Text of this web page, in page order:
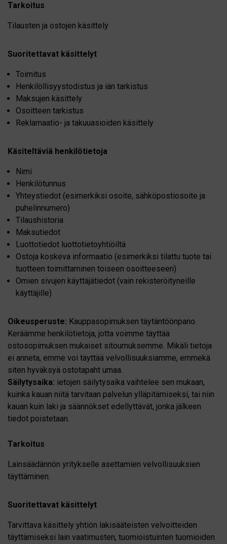
Tarkoitus
Tilausten ja ostojen käsittely
Suoritettavat käsittelyt
Toimitus
Henkilöllisyystodistus ja iän tarkistus
Maksujen käsittely
Osoitteen tarkistus
Reklamaatio- ja takuuasioiden käsittely
Käsiteltäviä henkilötietoja
Nimi
Henkilötunnus
Yhteystiedot (esimerkiksi osoite, sähköpostiosoite ja
puhelinnumero)
Tilaushistoria
Maksutiedot
Luottotiedot luottotietoyhtiöiltä
Ostoja koskeva informaatio (esimerkiksi tilattu tuote tai
tuotteen toimittaminen toiseen osoitteeseen)
Omien sivujen käyttäjätiedot (vain rekisteröityneille
käyttäjille)
Oikeusperuste: Kauppasopimuksen täytäntöönpano.
Keräämme henkilötietoja, jotta voimme täyttää
ostosopimuksen mukaiset sitoumuksemme. Mikäli tietoja
ei anneta, emme voi täyttää velvollisuuksiamme, emmekä
siten hyväksyä ostotapaht umaa.
Säilytysaika: ietojen säilytysaika vaihtelee sen mukaan,
kuinka kauan niitä tarvitaan palvelun ylläpitämiseksi, tai niin
kauan kuin laki ja säännökset edellyttävät, jonka jälkeen
tiedot poistetaan.
Tarkoitus
Lainsäädännön yritykselle asettamien velvollisuuksien
täyttäminen.
Suoritettavat käsittelyt
Tarvittava käsittely yhtiön lakisääteisten velvoitteiden
täyttämiseksi lain vaatimusten, tuomioistuinten tuomioiden